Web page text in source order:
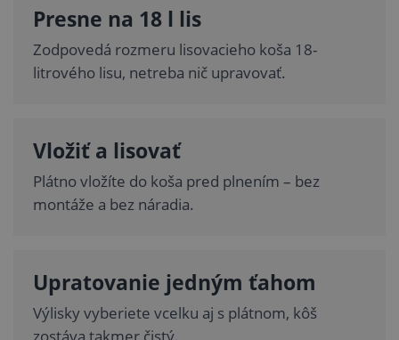
Presne na 18 l lis
Zodpovedá rozmeru lisovacieho koša 18-
litrového lisu, netreba nič upravovať.
Vložiť a lisovať
Plátno vložíte do koša pred plnením – bez
montáže a bez náradia.
Upratovanie jedným ťahom
Výlisky vyberiete vcelku aj s plátnom, kôš